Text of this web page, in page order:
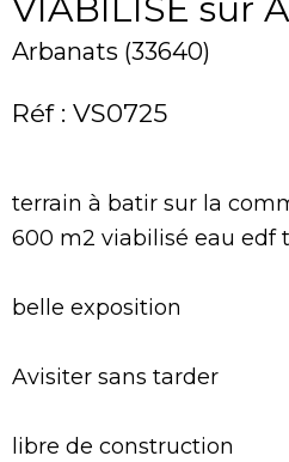
VIABILISE sur
Arbanats (33640)
Réf : VS0725
terrain à batir sur la
600 m2 viabilisé eau edf
belle exposition
Avisiter sans tarder
libre de construction